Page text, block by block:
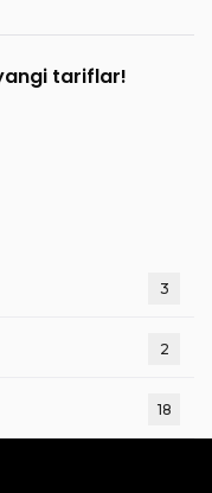
tariflar!
3
2
18